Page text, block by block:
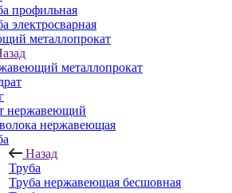
профильная
электросварная
металлопрокат
металлопрокат
нержавеющий
нержавеющая
Назад
Труба
Труба нержавеющая бесшовная